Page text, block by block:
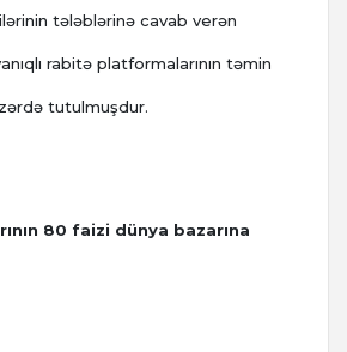
tələblərinə cavab verən
rabitə platformalarının təmin
tutulmuşdur.
80 faizi dünya bazarına